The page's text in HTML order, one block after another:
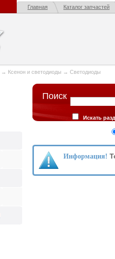
Главная Каталог запчастей
→ Ксенон и светодиоды → Светодиоды
Поиск
Искать
Информация!